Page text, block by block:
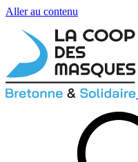
Aller au contenu